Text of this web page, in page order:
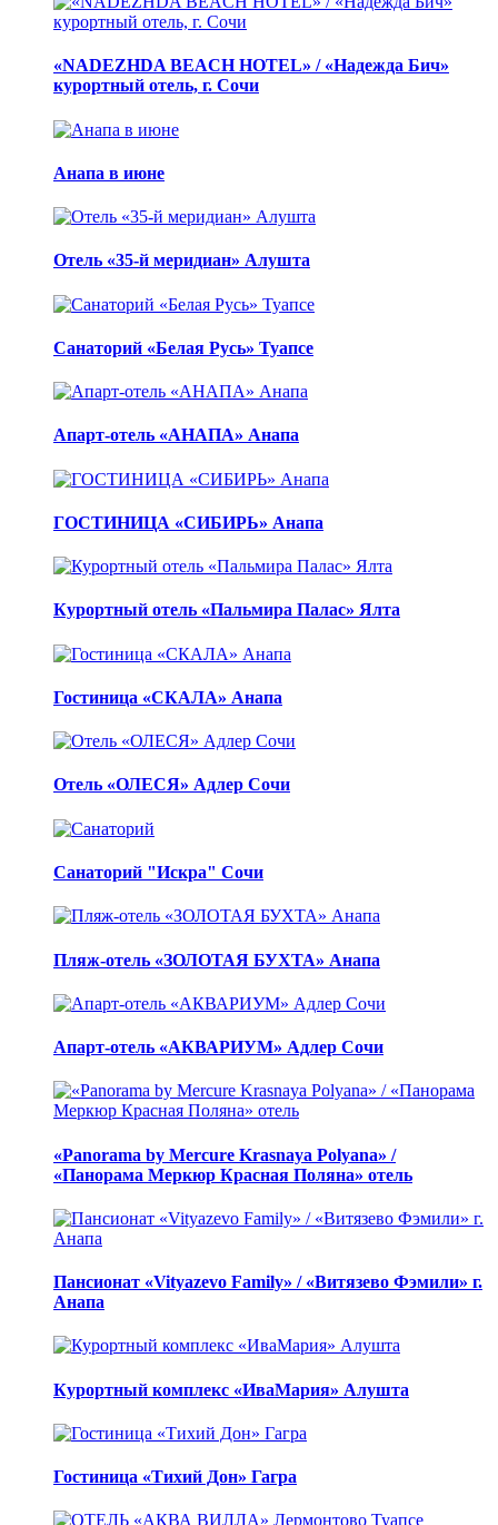
«NADEZHDA BEACH HOTEL» / «Надежда Бич»
курортный отель, г. Сочи
Анапа в июне
Отель «35-й меридиан» Алушта
Санаторий «Белая Русь» Туапсе
Апарт-отель «АНАПА» Анапа
ГОСТИНИЦА «СИБИРЬ» Анапа
Курортный отель «Пальмира Палас» Ялта
Гостиница «СКАЛА» Анапа
Отель «ОЛЕСЯ» Адлер Сочи
Санаторий "Искра" Сочи
Пляж-отель «ЗОЛОТАЯ БУХТА» Анапа
Апарт-отель «АКВАРИУМ» Адлер Сочи
«Panorama by Mercure Krasnaya Polyana» /
«Панорама Меркюр Красная Поляна» отель
Пансионат «Vityazevo Family» / «Витязево Фэмили» г.
Анапа
Курортный комплекс «ИваМария» Алушта
Гостиница «Тихий Дон» Гагра